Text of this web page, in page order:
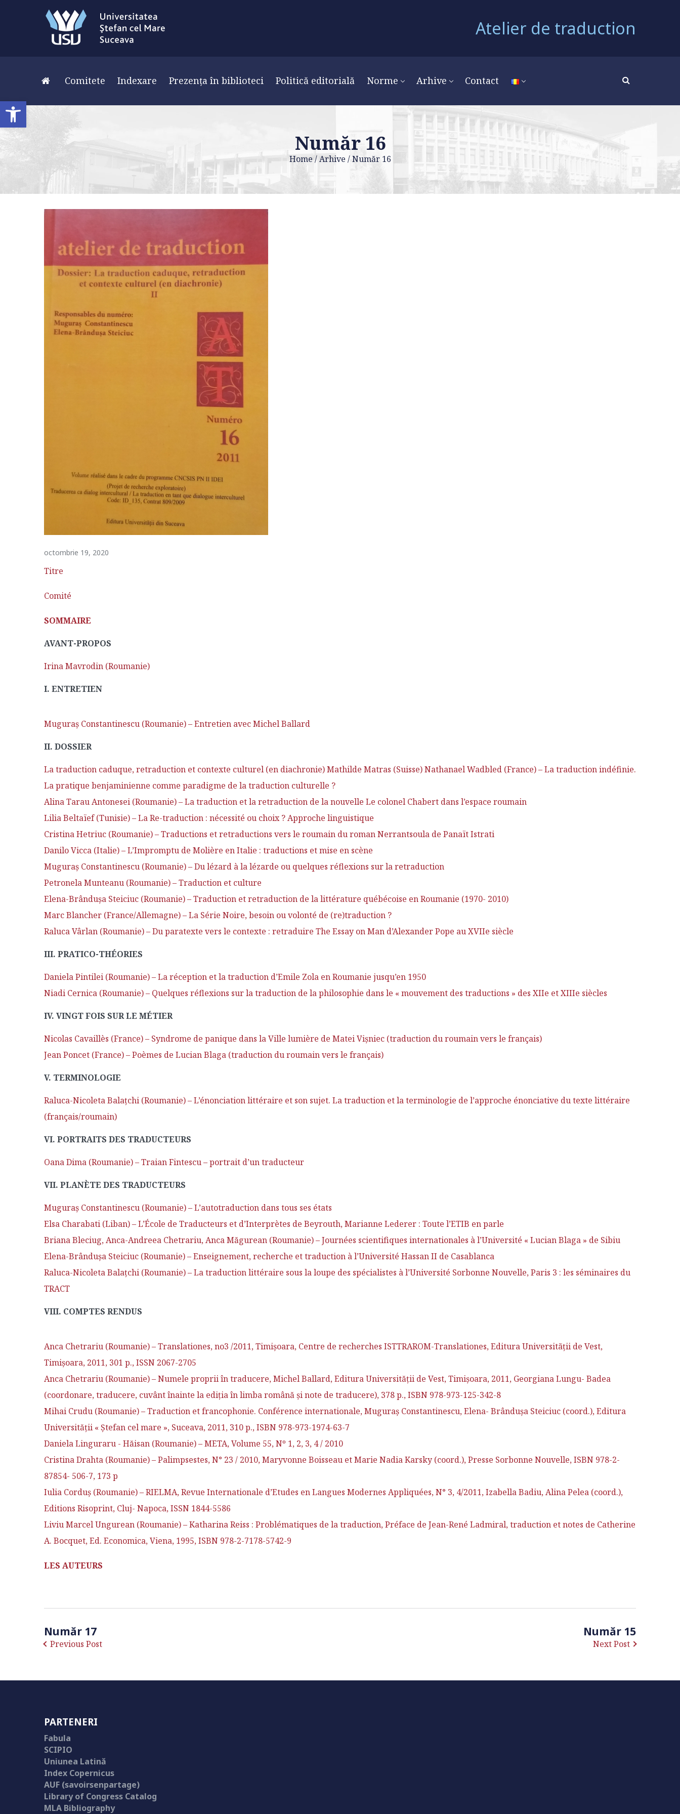
Deschide bara de unelte
Atelier de traduction
Comitete Indexare Prezența în biblioteci Politică editorială Norme Arhive Contact
Număr 16
Home /Arhive /Număr 16
octombrie 19, 2020
Titre
Comité
SOMMAIRE
AVANT-PROPOS
Irina Mavrodin (Roumanie)
I. ENTRETIEN
Muguraş Constantinescu (Roumanie) – Entretien avec Michel Ballard
II. DOSSIER
La traduction caduque, retraduction et contexte culturel (en diachronie) Mathilde Matras (Suisse) Nathanael Wadbled (France) – La traduction indéfinie.
La pratique benjaminienne comme paradigme de la traduction culturelle ?
Alina Tarau Antonesei (Roumanie) – La traduction et la retraduction de la nouvelle Le colonel Chabert dans l’espace roumain
Lilia Beltaïef (Tunisie) – La Re-traduction : nécessité ou choix ? Approche linguistique
Cristina Hetriuc (Roumanie) – Traductions et retraductions vers le roumain du roman Nerrantsoula de Panaït Istrati
Danilo Vicca (Italie) – L’Impromptu de Molière en Italie : traductions et mise en scène
Muguraş Constantinescu (Roumanie) – Du lézard à la lézarde ou quelques réflexions sur la retraduction
Petronela Munteanu (Roumanie) – Traduction et culture
Elena-Brânduşa Steiciuc (Roumanie) – Traduction et retraduction de la littérature québécoise en Roumanie (1970- 2010)
Marc Blancher (France/Allemagne) – La Série Noire, besoin ou volonté de (re)traduction ?
Raluca Vârlan (Roumanie) – Du paratexte vers le contexte : retraduire The Essay on Man d’Alexander Pope au XVIIe siècle
III. PRATICO-THÉORIES
Daniela Pintilei (Roumanie) – La réception et la traduction d’Emile Zola en Roumanie jusqu’en 1950
Niadi Cernica (Roumanie) – Quelques réflexions sur la traduction de la philosophie dans le « mouvement des traductions » des XIIe et XIIIe siècles
IV. VINGT FOIS SUR LE MÉTIER
Nicolas Cavaillès (France) – Syndrome de panique dans la Ville lumière de Matei Vişniec (traduction du roumain vers le français)
Jean Poncet (France) – Poèmes de Lucian Blaga (traduction du roumain vers le français)
V. TERMINOLOGIE
Raluca-Nicoleta Balaţchi (Roumanie) – L’énonciation littéraire et son sujet. La traduction et la terminologie de l’approche énonciative du texte littéraire
(français/roumain)
VI. PORTRAITS DES TRADUCTEURS
Oana Dima (Roumanie) – Traian Fintescu – portrait d’un traducteur
VII. PLANÈTE DES TRADUCTEURS
Muguraş Constantinescu (Roumanie) – L’autotraduction dans tous ses états
Elsa Charabati (Liban) – L’École de Traducteurs et d’Interprètes de Beyrouth, Marianne Lederer : Toute l’ETIB en parle
Briana Bleciug, Anca-Andreea Chetrariu, Anca Măgurean (Roumanie) – Journées scientifiques internationales à l’Université « Lucian Blaga » de Sibiu
Elena-Brânduşa Steiciuc (Roumanie) – Enseignement, recherche et traduction à l’Université Hassan II de Casablanca
Raluca-Nicoleta Balaţchi (Roumanie) – La traduction littéraire sous la loupe des spécialistes à l’Université Sorbonne Nouvelle, Paris 3 : les séminaires du
TRACT
VIII. COMPTES RENDUS
Anca Chetrariu (Roumanie) – Translationes, no3 /2011, Timişoara, Centre de recherches ISTTRAROM-Translationes, Editura Universitãţii de Vest,
Timişoara, 2011, 301 p., ISSN 2067-2705
Anca Chetrariu (Roumanie) – Numele proprii în traducere, Michel Ballard, Editura Universităţii de Vest, Timişoara, 2011, Georgiana Lungu- Badea
(coordonare, traducere, cuvânt înainte la ediţia în limba română şi note de traducere), 378 p., ISBN 978-973-125-342-8
Mihai Crudu (Roumanie) – Traduction et francophonie. Conférence internationale, Muguraş Constantinescu, Elena- Brânduşa Steiciuc (coord.), Editura
Universităţii « Ştefan cel mare », Suceava, 2011, 310 p., ISBN 978-973-1974-63-7
Daniela Linguraru - Hăisan (Roumanie) – META, Volume 55, Nº 1, 2, 3, 4 / 2010
Cristina Drahta (Roumanie) – Palimpsestes, N° 23 / 2010, Maryvonne Boisseau et Marie Nadia Karsky (coord.), Presse Sorbonne Nouvelle, ISBN 978-2-
87854- 506-7, 173 p
Iulia Corduş (Roumanie) – RIELMA, Revue Internationale d’Etudes en Langues Modernes Appliquées, N° 3, 4/2011, Izabella Badiu, Alina Pelea (coord.),
Editions Risoprint, Cluj- Napoca, ISSN 1844-5586
Liviu Marcel Ungurean (Roumanie) – Katharina Reiss : Problématiques de la traduction, Préface de Jean-René Ladmiral, traduction et notes de Catherine
A. Bocquet, Ed. Economica, Viena, 1995, ISBN 978-2-7178-5742-9
LES AUTEURS
Număr 17
Previous Post
Număr 15
Next Post
PARTENERI
Fabula
SCIPIO
Uniunea Latină
Index Copernicus
AUF (savoirsenpartage)
Library of Congress Catalog
MLA Bibliography